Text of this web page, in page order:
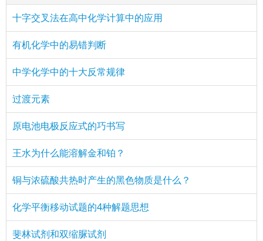
十字交叉法在高中化学计算中的应用
有机化学中的易错判断
中学化学中的十大反常规律
过渡元素
原电池电极反应式的巧书写
王水为什么能溶解金和铂？
铜与浓硫酸共热时产生的黑色物质是什么？
化学平衡移动试题的4种解题思想
斐林试剂和双缩脲试剂